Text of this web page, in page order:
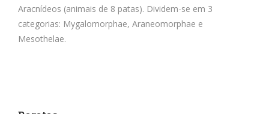
Aracnídeos (animais de 8 patas). Dividem-se em 3
categorias: Mygalomorphae, Araneomorphae e
Mesothelae.